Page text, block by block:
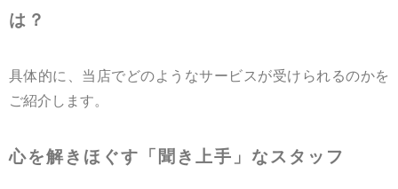
は？
具体的に、当店でどのようなサービスが受けられるのかを
ご紹介します。
心を解きほぐす「聞き上手」なスタッフ